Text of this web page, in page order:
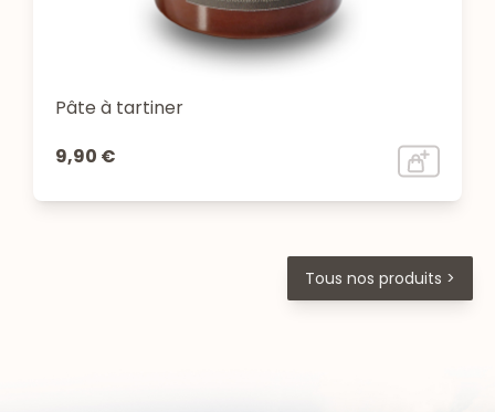
Pâte à tartiner
9,90 €
Tous nos produits >